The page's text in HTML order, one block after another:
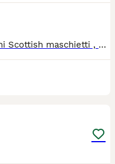
Sono disponibili 3 bellissimi gattini Scottish maschietti , no allevamento , genitori visibili ,si cedono a partire dal 7 luglio